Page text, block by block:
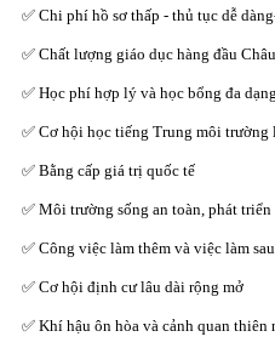
✅ Chi phí hồ sơ thấp - thủ tục dễ
✅ Chất lượng giáo dục hàng đầu
✅ Học phí hợp lý và học bổng đa dạng
✅ Cơ hội học tiếng Trung môi trường
✅ Bằng cấp giá trị quốc tế
✅ Môi trường sống an toàn, phát
✅ Công việc làm thêm và việc làm
✅ Cơ hội định cư lâu dài rộng mở
✅ Khí hậu ôn hòa và cảnh quan thiên